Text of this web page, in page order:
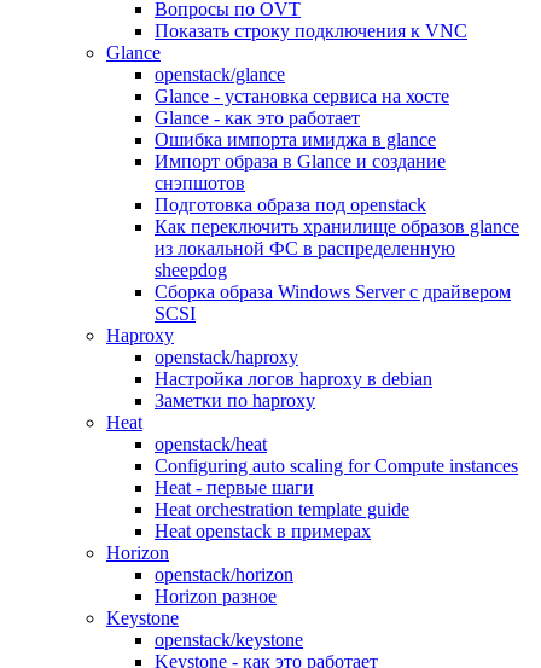
Вопросы по OVT
Показать строку подключения к VNC
Glance
openstack/glance
Glance - установка сервиса на хосте
Glance - как это работает
Ошибка импорта имиджа в glance
Импорт образа в Glance и создание
снэпшотов
Подготовка образа под openstack
Как переключить хранилище образов glance
из локальной ФС в распределенную
sheepdog
Сборка образа Windows Server с драйвером
SCSI
Haproxy
openstack/haproxy
Настройка логов haproxy в debian
Заметки по haproxy
Heat
openstack/heat
Configuring auto scaling for Compute instances
Heat - первые шаги
Heat orchestration template guide
Heat openstack в примерах
Horizon
openstack/horizon
Horizon разное
Keystone
openstack/keystone
Keystone - как это работает